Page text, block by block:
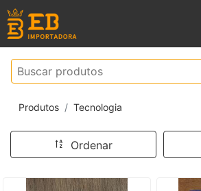
Produtos Tecnologia
Ordenar